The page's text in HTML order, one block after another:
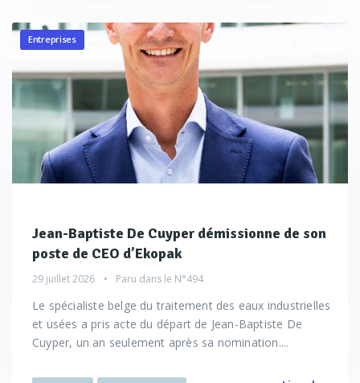
Entreprises
Jean-Baptiste De Cuyper démissionne de son
poste de CEO d’Ekopak
29 juillet 2026 Paru dans le N°494
Le spécialiste belge du traitement des eaux industrielles
et usées a pris acte du départ de Jean-Baptiste De
Cuyper, un an seulement après sa nomination....